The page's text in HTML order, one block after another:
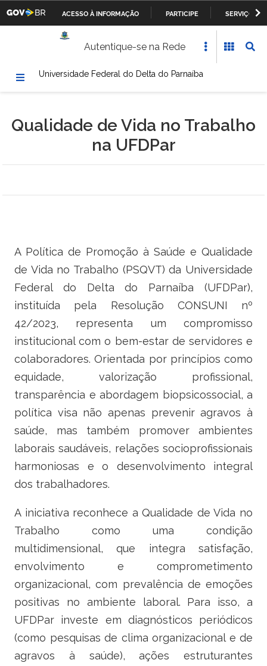
PARA
CONTEÚDO
ACESSO À INFORMAÇÃO PARTICIPE
SERVIÇOS
Ministério da Defesa
Ministério dos Transportes, Portos e Aviação Civil
Ministério da Agricultura, Pecuária e Abastecimento
Ministério da Cultura
Ministério do Desenvolvimento Social
Ministério da Saúde
Ministério da Indústria, Comércio Exterior e Serviços
Ministério de Minas e Energia
Ministério da Ciência, Tecnologia, Inovações e Comunicações
Ministério do Meio Ambiente
Ministério do Esporte
Ministério da Integração Nacional
Ministério da Transparência e Controladoria-Geral da União
Ministério dos Direitos Humanos
Autentique-se na Rede
Universidade Federal do Delta do Parnaíba
Qualidade de Vida no Trabalho
na UFDPar
A Política de Promoção à Saúde e Qualidade
de Vida no Trabalho (PSQVT) da Universidade
Federal do Delta do Parnaíba (UFDPar),
instituída pela Resolução CONSUNI nº
42/2023, representa um compromisso
institucional com o bem-estar de servidores e
colaboradores. Orientada por princípios como
equidade, valorização profissional,
transparência e abordagem biopsicossocial, a
política visa não apenas prevenir agravos à
saúde, mas também promover ambientes
laborais saudáveis, relações socioprofissionais
harmoniosas e o desenvolvimento integral
dos trabalhadores.
A iniciativa reconhece a Qualidade de Vida no
Trabalho como uma condição
multidimensional, que integra satisfação,
envolvimento e comprometimento
organizacional, com prevalência de emoções
positivas no ambiente laboral. Para isso, a
UFDPar investe em diagnósticos periódicos
(como pesquisas de clima organizacional e de
agravos à saúde), ações estruturantes